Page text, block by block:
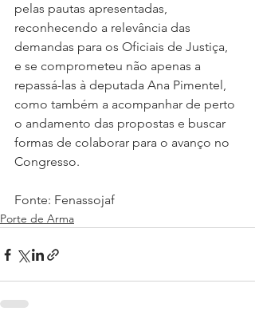
pelas pautas apresentadas,
reconhecendo a relevância das
demandas para os Oficiais de Justiça,
e se comprometeu não apenas a
repassá-las à deputada Ana Pimentel,
como também a acompanhar de perto
o andamento das propostas e buscar
formas de colaborar para o avanço no
Congresso.
Fonte: Fenassojaf
Porte de Arma